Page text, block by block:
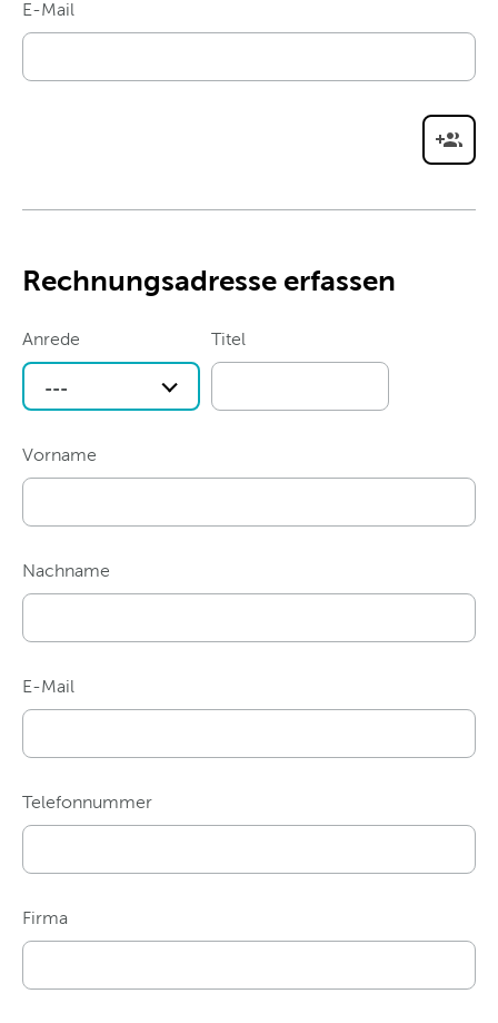
E-Mail
Rechnungsadresse erfassen
Anrede
---
Titel
Vorname
Nachname
E-Mail
Telefonnummer
Firma